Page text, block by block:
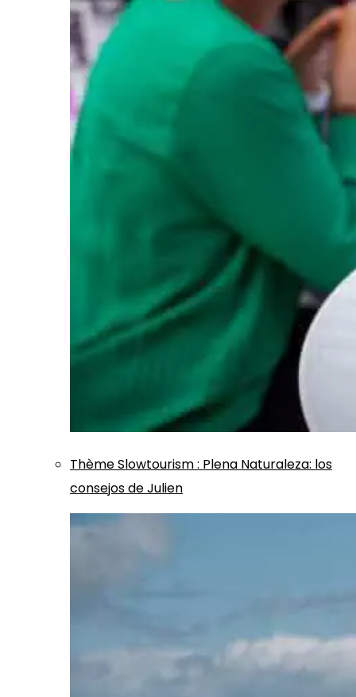
ThèmeSlowtourism: Plena Naturaleza: los
consejos de Julien